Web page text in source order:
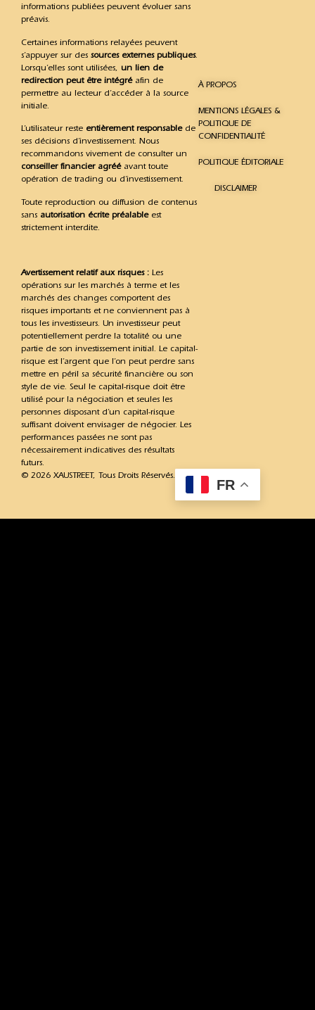
informations publiées peuvent évoluer sans
préavis.
Certaines informations relayées peuvent
s’appuyer sur des sources externes publiques.
Lorsqu’elles sont utilisées, un lien de
redirection peut être intégréafin de
permettre au lecteur d’accéder à la source
initiale.
L’utilisateur reste entièrement responsablede
ses décisions d’investissement. Nous
recommandons vivement de consulter un
conseiller financier agrééavant toute
opération de trading ou d’investissement.
Toute reproduction ou diffusion de contenus
sans autorisation écrite préalableest
strictement interdite.
Avertissement relatif aux risques : Les
opérations sur les marchés à terme et les
marchés des changes comportent des
risques importants et ne conviennent pas à
tous les investisseurs. Un investisseur peut
potentiellement perdre la totalité ou une
partie de son investissement initial. Le capital-
risque est l’argent que l’on peut perdre sans
mettre en péril sa sécurité financière ou son
style de vie. Seul le capital-risque doit être
utilisé pour la négociation et seules les
personnes disposant d’un capital-risque
suffisant doivent envisager de négocier. Les
performances passées ne sont pas
nécessairement indicatives des résultats
futurs.
À PROPOS
MENTIONS LÉGALES &
POLITIQUE DE
CONFIDENTIALITÉ
POLITIQUE ÉDITORIALE
DISCLAIMER
© 2026 XAUSTREET, Tous Droits Réservés.
FR